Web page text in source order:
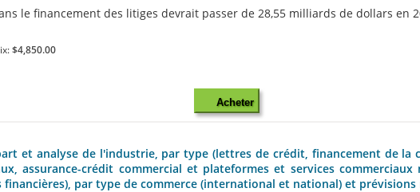
le financement des litiges devrait passer de 28,55 milliards de dollars en
$4,850.00
Acheter
et analyse de l'industrie, par type (lettres de crédit, financement de la
assurance-crédit commercial et plateformes et services
par type de commerce (international et national) et prévisions